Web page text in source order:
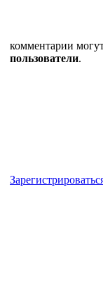
комментарии
пользователи.